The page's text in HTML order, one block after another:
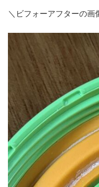
＼ビフォーアフターの画